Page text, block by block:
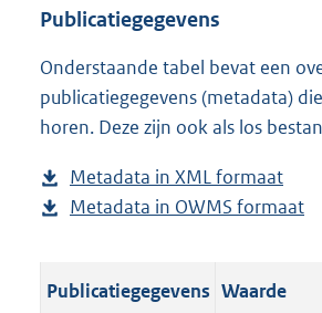
w
l
o
a
p
u
l
s
a
n
d
g
r
o
Publicatiegegevens
Onderstaande tabel bevat een
publicatiegegevens (metadata)
horen. Deze zijn ook als los
Metadata in XML formaat
e
a
Metadata in OWMS formaat
Publicatiegegevens Waarde